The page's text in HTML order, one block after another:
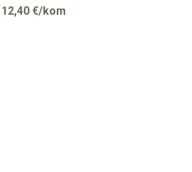
12,40 €/kom